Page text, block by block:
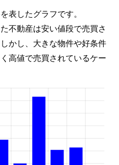
表したグラフです。
不動産は安い値段で売買さ
かし、大きな物件や好条件
高値で売買されているケー